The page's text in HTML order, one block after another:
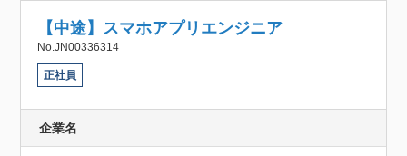
【中途】スマホアプリエンジニア
No.JN00336314
正社員
企業名